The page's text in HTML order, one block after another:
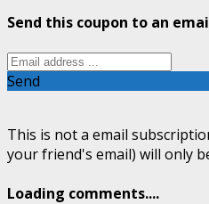
Send this coupon to an
Send
This is not a email
your friend's email) will only
Loading comments....